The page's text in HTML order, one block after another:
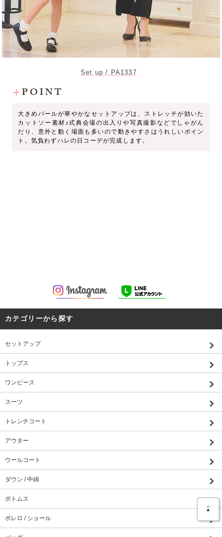
Set up / PA1337
POINT
大きめパールが華やかなセットアップは、ストレッチが効いた
カットソー素材♪式典会場の出入りや写真撮影などでしゃがん
だり、意外と動く場面も多いので動きやすさはうれしいポイン
ト。気負わずハレの日コーデが完成します。
カテゴリーから探す
セットアップ
トップス
ワンピース
スーツ
トレンチコート
アウター
ウールコート
ダウン / 中綿
ボトムス
ボレロ / ショール
▲